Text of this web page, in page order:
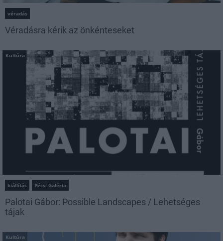
véradás
Véradásra kérik az önkénteseket
Kultúra
kiállítás Pécsi Galéria
Palotai Gábor: Possible Landscapes / Lehetséges
tájak
Kultúra